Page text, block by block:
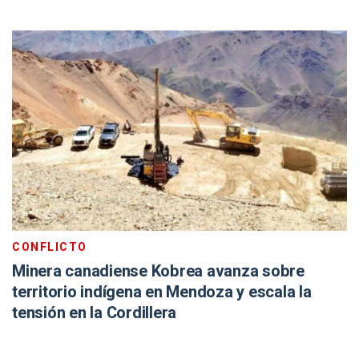
CONFLICTO
Minera canadiense Kobrea avanza sobre
territorio indígena en Mendoza y escala la
tensión en la Cordillera